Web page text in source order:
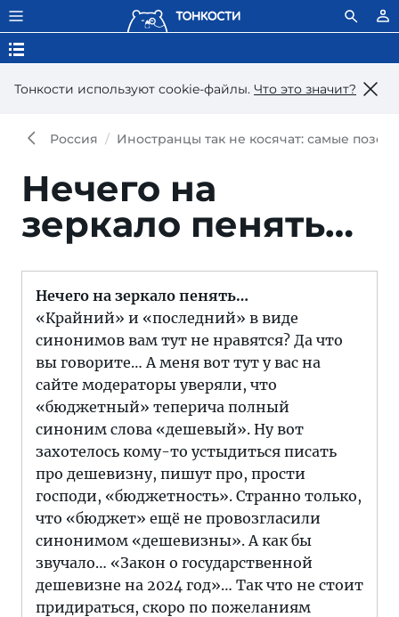
Тонкости используют сookie-файлы. Что это значит?
Россия Иностранцы так не косячат: самые
Нечего на
зеркало пенять…
Нечего на зеркало пенять…
«Крайний» и «последний» в виде
синонимов вам тут не нравятся? Да что
вы говорите… А меня вот тут у вас на
сайте модераторы уверяли, что
«бюджетный» теперича полный
синоним слова «дешевый». Ну вот
захотелось кому-то устыдиться писать
про дешевизну, пишут про, прости
господи, «бюджетность». Странно только,
что «бюджет» ещё не провозгласили
синонимом «дешевизны». А как бы
звучало… «Закон о государственной
дешевизне на 2024 год»… Так что не стоит
придираться, скоро по пожеланиям